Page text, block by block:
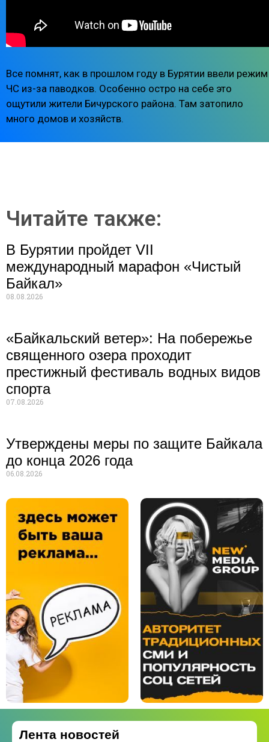
Все помнят, как в прошлом году в Бурятии ввели режим
ЧС из-за паводков. Особенно остро на себе это
ощутили жители Бичурского района. Там затопило
много домов и хозяйств.
Читайте также:
В Бурятии пройдет VII
международный марафон «Чистый
Байкал»
08.08.2026
«Байкальский ветер»: На побережье
священного озера проходит
престижный фестиваль водных видов
спорта
07.08.2026
Утверждены меры по защите Байкала
до конца 2026 года
06.08.2026
Лента новостей